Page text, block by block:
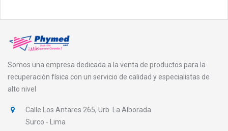
Somos una empresa dedicada a la venta de productos para la
recuperación física con un servicio de calidad y especialistas de
alto nivel
Calle Los Antares 265, Urb. La Alborada
Surco - Lima